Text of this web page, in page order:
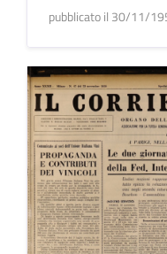
pubblicato il 30/11/